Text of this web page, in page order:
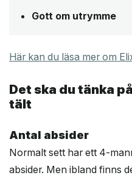
Gott om utrymme
Här kan du läsa mer om
Det ska du tänka
tält
Antal absider
Normalt sett har ett 4-
absider. Men ibland finns